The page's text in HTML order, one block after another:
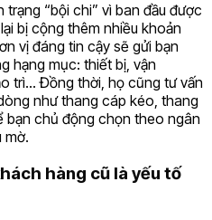
“bội chi” vì ban đầu được
bị cộng thêm nhiều khoản
vị đáng tin cậy sẽ gửi bạn
hạng mục: thiết bị, vận
trì… Đồng thời, họ cũng tư vấn
như thang cáp kéo, thang
bạn chủ động chọn theo ngân
mờ.
hàng cũ là yếu tố